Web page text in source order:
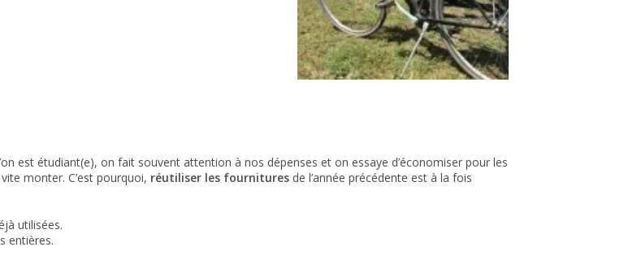
est étudiant(e), on fait souvent attention à nos dépenses et on essaye d’économiser pour les
monter. C’est pourquoi, réutiliser les fournitures de l’année précédente est à la fois
utilisées.
entières.